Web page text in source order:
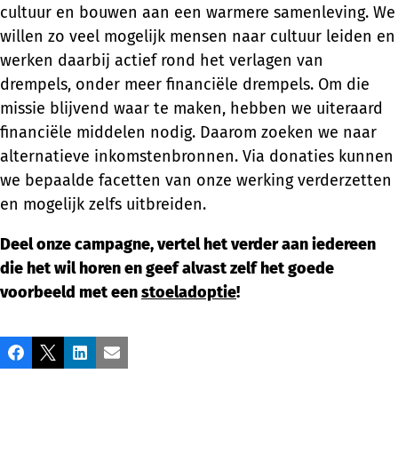
cultuur en bouwen aan een warmere samenleving. We
willen zo veel mogelijk mensen naar cultuur leiden en
werken daarbij actief rond het verlagen van
drempels, onder meer financiële drempels. Om die
missie blijvend waar te maken, hebben we uiteraard
financiële middelen nodig. Daarom zoeken we naar
alternatieve inkomstenbronnen. Via donaties kunnen
we bepaalde facetten van onze werking verderzetten
en mogelijk zelfs uitbreiden.
Deel onze campagne, vertel het verder aan iedereen
die het wil horen en geef alvast zelf het goede
voorbeeld met eenstoeladoptie!
Partager
cette
Facebook
X LinkedInEmail